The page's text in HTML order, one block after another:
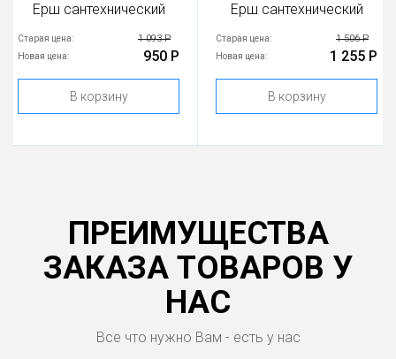
Ерш сантехнический
Старая цена: 1 093 Р
Новая цена: 950 Р
В корзину
Ерш сантехнический
Старая цена: 1 506 Р
Новая цена: 1 255 Р
В корзину
ПРЕИМУЩЕСТВА
ЗАКАЗА ТОВАРОВ У
НАС
Все что нужно Вам - есть у нас